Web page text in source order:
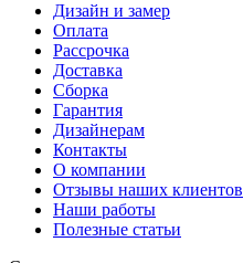
Дизайн и замер
Оплата
Рассрочка
Доставка
Сборка
Гарантия
Дизайнерам
Контакты
О компании
Отзывы наших клиентов
Наши работы
Полезные статьи